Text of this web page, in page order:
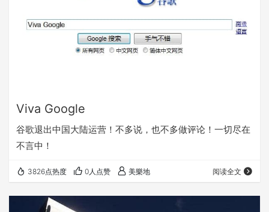
他尝试着让小文变成小仝。后来他又学会了绳子…
Viva Google
谷歌退出中国大陆运营！不多说，也不多做评论！一切尽在
不言中！
3826点热度 0人点赞 美樂地 阅读全文